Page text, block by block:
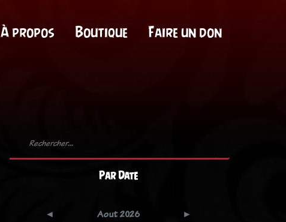
À propos Boutique Faire un don
Par Date
Aout 2026